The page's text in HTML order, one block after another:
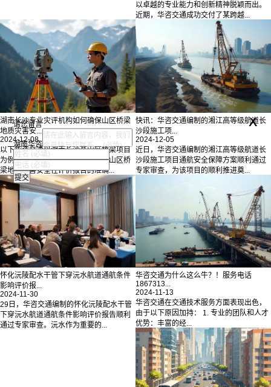
以卓越的专业能力和创新精神脱颖而出。
近期，华咨交通成功交付了某跨越...
湖南长沙专业灾评机构如何确保山区桥梁
地质灾害安...
2024-12-08
以下华咨交通以湖南长沙某山区桥梁项目
为例，说明专业灾评机构如何确保山区桥
梁地质灾害安全性评价报告的准确...
快讯：华咨交通编制的湘江高等级航道长
沙段施工项...
2024-12-05
近日，华咨交通编制的湘江高等级航道长
沙段施工项目通航安全保障方案顺利通过
专家审查，为该项目的顺利推进奠...
怀化沅陵配水干管下穿沅水航道通航条件
影响评价报...
2024-11-30
29日，华咨交通编制的怀化沅陵配水干管
下穿沅水航道通航条件影响评价报告顺利
通过专家审查。沅水作为重要的...
华咨交通为什么这么牛？！服务电话
1867313...
2024-11-13
华咨交通在交通技术服务方面表现出色，
由于以下原因加持： 1. 专业的团队和人才
优势：丰富的经...
请您留言 x
湖南华咨